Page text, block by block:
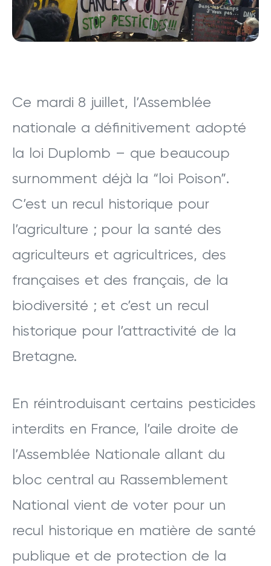
Ce mardi 8 juillet, l’Assemblée
nationale a définitivement adopté
la loi Duplomb – que beaucoup
surnomment déjà la “loi Poison”.
C’est un recul historique pour
l’agriculture ; pour la santé des
agriculteurs et agricultrices, des
françaises et des français, de la
biodiversité ; et c’est un recul
historique pour l’attractivité de la
Bretagne.
En réintroduisant certains pesticides
interdits en France, l’aile droite de
l’Assemblée Nationale allant du
bloc central au Rassemblement
National vient de voter pour un
recul historique en matière de santé
publique et de protection de la